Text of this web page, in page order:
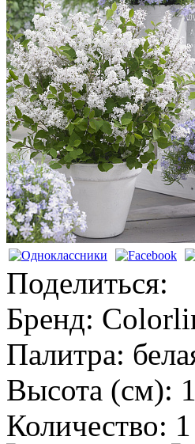
Поделиться:
Бренд:
Палитра:
Высота (см):
Количество: